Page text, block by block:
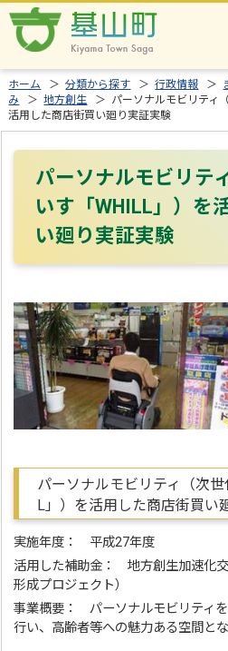
ホーム ＞分類から探す ＞行政情報 ＞
み
＞地方創生 ＞ パーソナルモビリティ
活用した商店街買い廻り実証実験
パーソナルモビリテ
いす「WHILL」）を
い廻り実証実験
パーソナルモビリティ（次
L」）を活用した商店街買い
実施年度： 平成27年度
活用した補助金： 地方創生加速化
形成プロジェクト）
事業概要： パーソナルモビリティ
行い、高齢者等への魅力ある空間と